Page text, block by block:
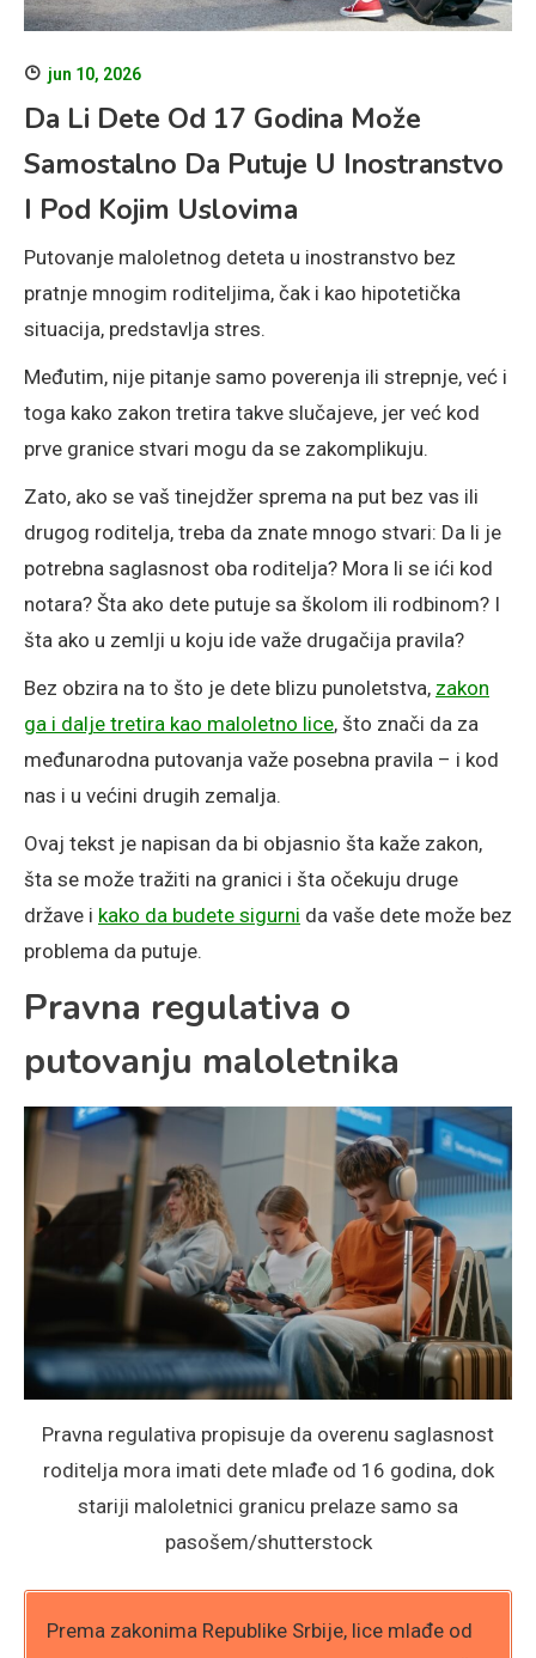
jun 10, 2026
Da Li Dete Od 17 Godina Može
Samostalno Da Putuje U Inostranstvo
I Pod Kojim Uslovima
Putovanje maloletnog deteta u inostranstvo bez
pratnje mnogim roditeljima, čak i kao hipotetička
situacija, predstavlja stres.
Međutim, nije pitanje samo poverenja ili strepnje, već i
toga kako zakon tretira takve slučajeve, jer već kod
prve granice stvari mogu da se zakomplikuju.
Zato, ako se vaš tinejdžer sprema na put bez vas ili
drugog roditelja, treba da znate mnogo stvari: Da li je
potrebna saglasnost oba roditelja? Mora li se ići kod
notara? Šta ako dete putuje sa školom ili rodbinom? I
šta ako u zemlji u koju ide važe drugačija pravila?
Bez obzira na to što je dete blizu punoletstva, zakon
ga i dalje tretira kao maloletno lice, što znači da za
međunarodna putovanja važe posebna pravila – i kod
nas i u većini drugih zemalja.
Ovaj tekst je napisan da bi objasnio šta kaže zakon,
šta se može tražiti na granici i šta očekuju druge
države i kako da budete sigurni da vaše dete može bez
problema da putuje.
Pravna regulativa o
putovanju maloletnika
Pravna regulativa propisuje da overenu saglasnost
roditelja mora imati dete mlađe od 16 godina, dok
stariji maloletnici granicu prelaze samo sa
pasošem/shutterstock
Prema zakonima Republike Srbije, lice mlađe od